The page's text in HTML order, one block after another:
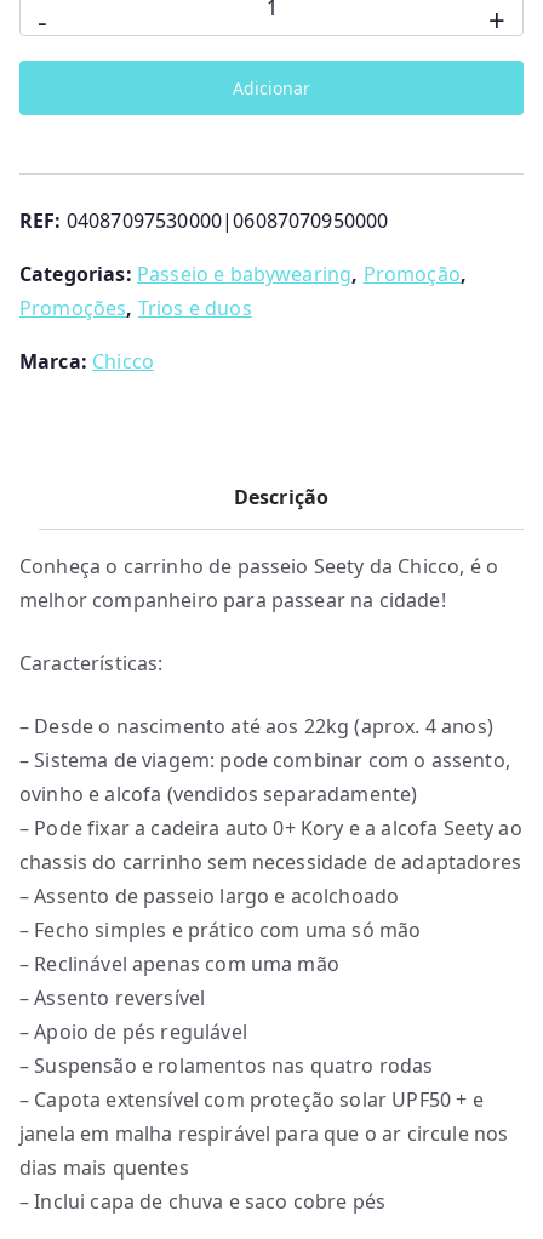
n
l
r
a
€
4
é
€
8
0
0
0
-
de
Duo
Kory
Essential
Black
+
Adicionar
REF: 04087097530000|06087070950000
Categorias: Passeio e babywearing, Promoção,
Promoções, Trios e duos
Marca: Chicco
Descrição
Conheça o carrinho de passeio Seety da Chicco, é o
melhor companheiro para passear na cidade!
Características:
– Desde o nascimento até aos 22kg (aprox. 4 anos)
– Sistema de viagem: pode combinar com o assento,
ovinho e alcofa (vendidos separadamente)
– Pode fixar a cadeira auto 0+ Kory e a alcofa Seety ao
chassis do carrinho sem necessidade de adaptadores
– Assento de passeio largo e acolchoado
– Fecho simples e prático com uma só mão
– Reclinável apenas com uma mão
– Assento reversível
– Apoio de pés regulável
– Suspensão e rolamentos nas quatro rodas
– Capota extensível com proteção solar UPF50 + e
janela em malha respirável para que o ar circule nos
dias mais quentes
– Inclui capa de chuva e saco cobre pés